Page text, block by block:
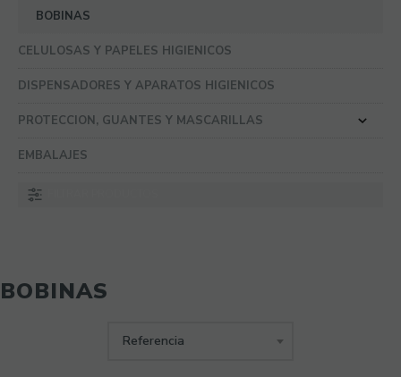
BOBINAS
CELULOSAS Y PAPELES HIGIENICOS
DISPENSADORES Y APARATOS HIGIENICOS
PROTECCION, GUANTES Y MASCARILLAS
EMBALAJES
BOBINAS